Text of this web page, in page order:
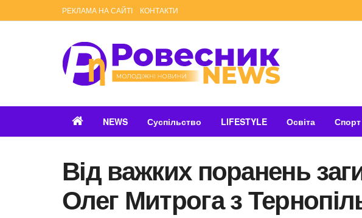
РЕКЛАМА НА САЙТІ КОНТАКТИ
NEWS Суспільство LIFESTYLE Освіта Спорт
Від важких поранень
Олег Митрога з